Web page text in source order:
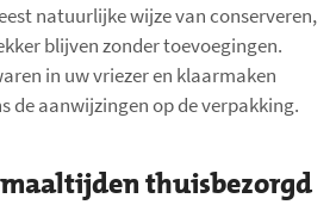
a
a
n
l
natuurlijke wijze van conserveren,
blijven zonder toevoegingen.
in uw vriezer en klaarmaken
de aanwijzingen op de verpakking.
thuisbezorgd